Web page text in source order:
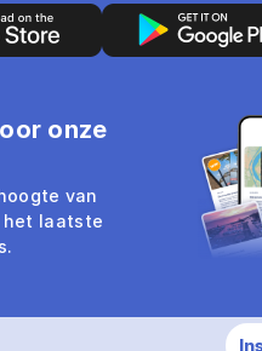
onze
van
het laatste